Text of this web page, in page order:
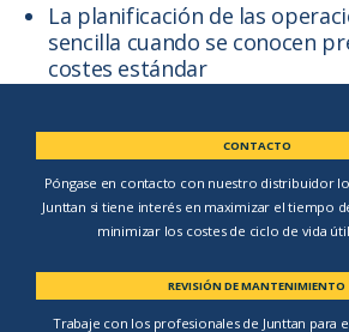
La planificación de las
sencilla cuando se conocen
costes estándar
CONTACTO
Póngase en contacto con nuestro distribuidor
Junttan si tiene interés en maximizar el tiempo
minimizar los costes de ciclo de vida
REVISIÓN DE MANTENIMIENTO
Trabaje con los profesionales de Junttan para